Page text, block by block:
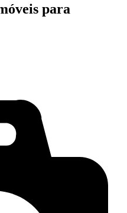
para